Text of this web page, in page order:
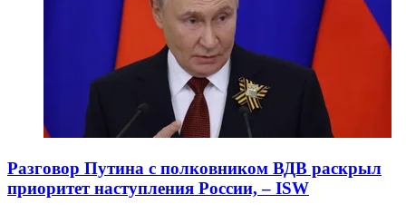
Разговор Путина с полковником ВДВ раскрыл
приоритет наступления России, – ISW